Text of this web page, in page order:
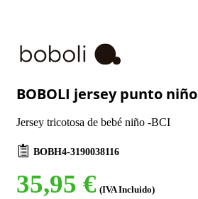
BOBOLI jersey punto niño
Jersey tricotosa de bebé niño -BCI
BOBH4-3190038116
35,95 € (IVA Incluido)